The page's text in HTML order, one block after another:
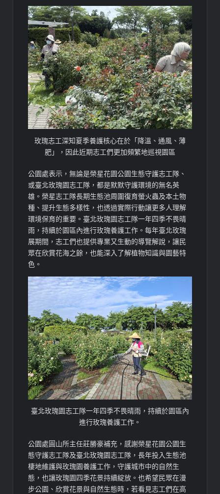
玫瑰志工深知夏季養護核心在於「降溫、通風、薄
肥」，因此近期志工們更加頻繁地巡視園區
公園處表示，無論是榮星花園公園生態守護志工隊、
或臺北玫瑰園志工隊，都是默默守護環境的無名英
雄。榮星志工隊長期生態池周圍復育螢火蟲及本土物
種、提升生態多樣性，也透過實際行動讓更多人理解
環境保育的重要。臺北玫瑰園志工隊一年四季不畏晴
雨，持續於園區內進行玫瑰養護工作。每年臺北玫瑰
展期間，志工們也提供專業又生動的導覽解說，讓民
眾在欣賞花海之餘，也能深入了解植物知識與園藝特
色。
臺北玫瑰園志工隊一年四季不畏晴雨，持續於園區內
進行玫瑰養護工作。
公園處圓山所主任莊勝豪補充，感謝榮星花園公園生
態守護志工隊及臺北玫瑰園志工隊，長年投入生態池
棲地維護與玫瑰園養護工作，守護城市中的自然生
態，也讓玫瑰園四季花景持續綻放。也希望民眾在漫
步公園、欣賞花景與自然生態時，若看見志工們在高